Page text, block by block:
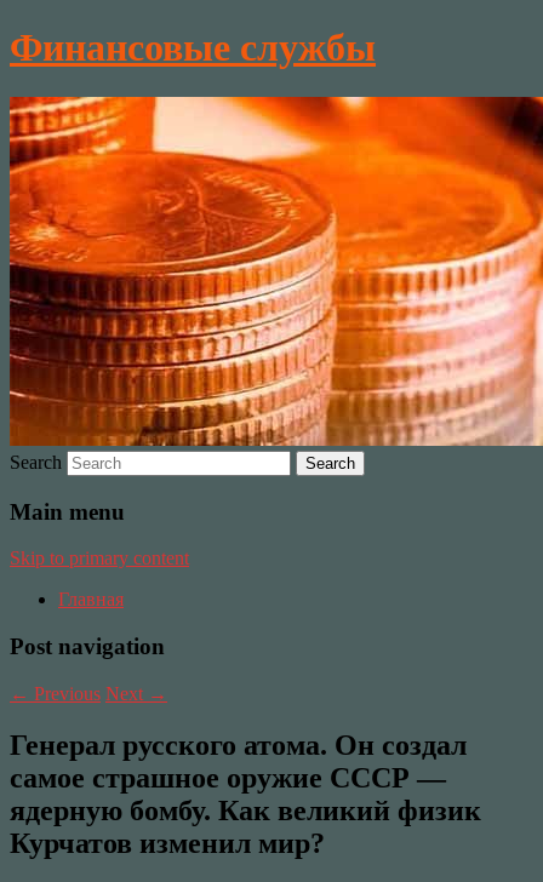
Финансовые службы
Search
Main menu
Skip to primary content
Главная
Post navigation
← Previous Next →
Генерал русского атома. Он создал
самое страшное оружие СССР —
ядерную бомбу. Как великий физик
Курчатов изменил мир?